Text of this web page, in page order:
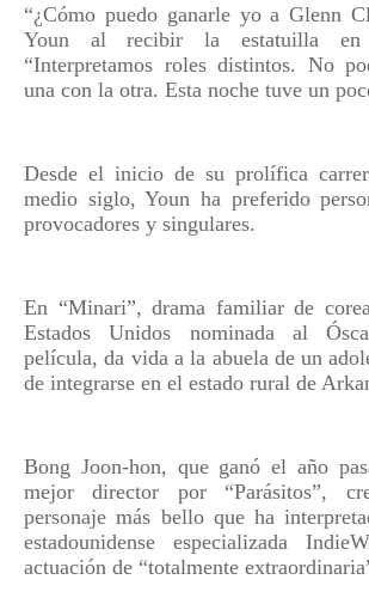
“¿Cómo puedo ganarle yo a Glenn
Youn al recibir la estatuilla en
“Interpretamos roles distintos. No
una con la otra. Esta noche tuve un
Desde el inicio de su prolífica
medio siglo, Youn ha preferido
provocadores y singulares.
En “Minari”, drama familiar de
Estados Unidos nominada al
película, da vida a la abuela de un
de integrarse en el estado rural de
Bong Joon-hon, que ganó el año
mejor director por “Parásitos”,
personaje más bello que ha
estadounidense especializada
actuación de “totalmente